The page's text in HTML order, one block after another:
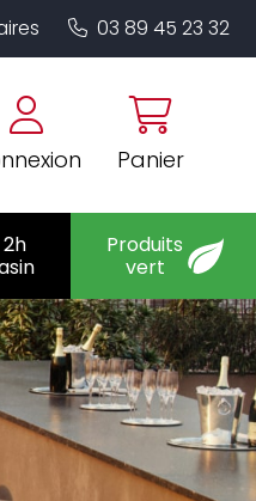
Panier
03 89 45 23 32
Produits
vert